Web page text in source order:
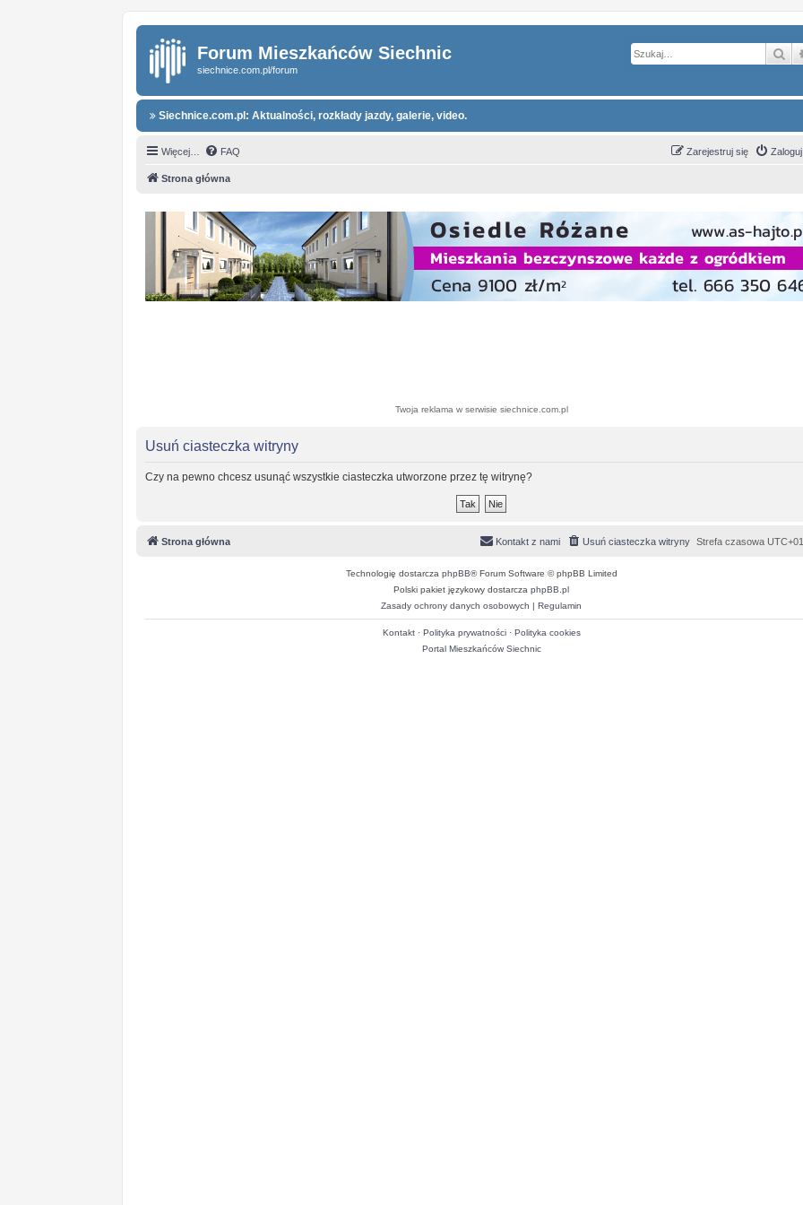
Forum Mieszkańców Siechnic
siechnice.com.pl/forum
Siechnice.com.pl: Aktualności, rozkłady jazdy, galerie, video.
Więcej… FAQ Zarejestruj się
Strona główna
Twoja reklama w serwisie siechnice.com.pl
Usuń ciasteczka witryny
Czy na pewno chcesz usunąć wszystkie ciasteczka utworzone przez tę witrynę?
Strona główna Strefa czasowa
Usuń ciasteczka witryny
Kontakt z nami
Technologię dostarcza phpBB® Forum Software © phpBB Limited
Polski pakiet językowy dostarcza phpBB.pl
Zasady ochrony danych osobowych | Regulamin
Kontakt· Polityka prywatności· Polityka cookies
Portal Mieszkańców Siechnic